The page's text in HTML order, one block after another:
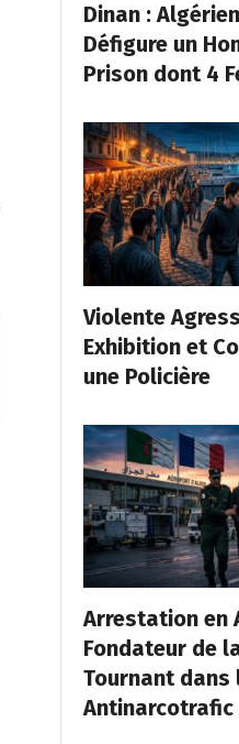
Dinan :
Défigure un
Prison dont 4
Violente
Exhibition et
une Policière
Arrestation en
Fondateur de
Tournant dans
Antinarcotrafic